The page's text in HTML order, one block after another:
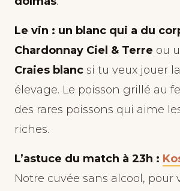
Le vin : un blanc qui a du
Chardonnay Ciel & Terre ou
Craies blanc si tu veux jouer
élevage. Le poisson grillé au
des rares poissons qui aime
riches.
L’astuce du match à 23h :
Notre cuvée sans alcool, pour